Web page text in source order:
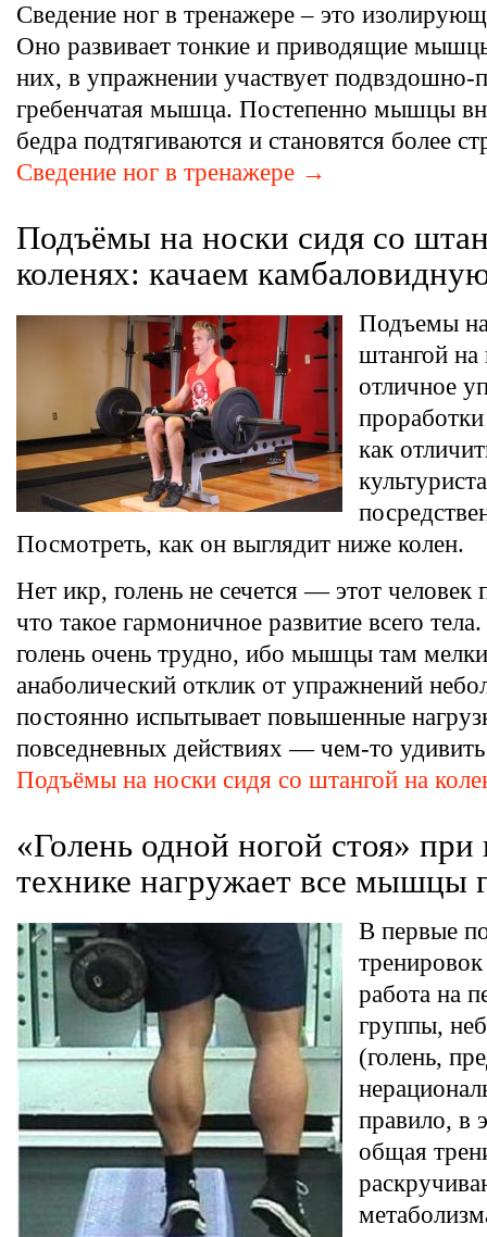
Сведение ног в тренажере – это
Оно развивает тонкие и приводящие
них, в упражнении участвует подвздошно-
гребенчатая мышца. Постепенно мышцы
бедра подтягиваются и становятся более
Сведение ног в тренажере →
Подъёмы на носки сидя со
коленях: качаем
Подъемы
штангой
отличное
как
Посмотреть, как он выглядит ниже колен.
Нет икр, голень не сечется — этот человек
что такое гармоничное развитие всего
голень очень трудно, ибо мышцы там
анаболический отклик от упражнений
постоянно испытывает повышенные
повседневных действиях — чем-то
Подъёмы на носки сидя со штангой на
«Голень одной ногой стоя»
технике нагружает все мышцы
В первые
работа на
группы,
(голень,
правило, в
общая